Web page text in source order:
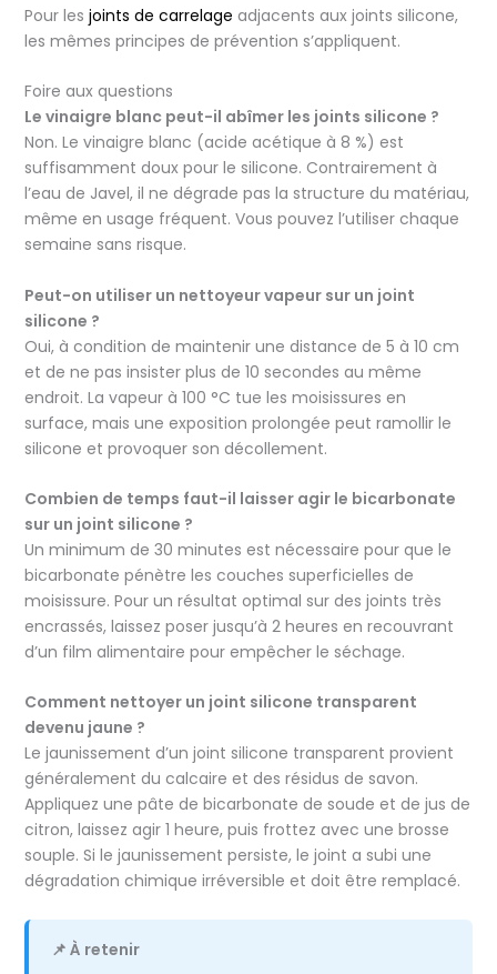
Pour les joints de carrelage adjacents aux joints silicone,
les mêmes principes de prévention s’appliquent.
Foire aux questions
Le vinaigre blanc peut-il abîmer les joints silicone ?
Non. Le vinaigre blanc (acide acétique à 8 %) est
suffisamment doux pour le silicone. Contrairement à
l’eau de Javel, il ne dégrade pas la structure du matériau,
même en usage fréquent. Vous pouvez l’utiliser chaque
semaine sans risque.
Peut-on utiliser un nettoyeur vapeur sur un joint
silicone ?
Oui, à condition de maintenir une distance de 5 à 10 cm
et de ne pas insister plus de 10 secondes au même
endroit. La vapeur à 100 °C tue les moisissures en
surface, mais une exposition prolongée peut ramollir le
silicone et provoquer son décollement.
Combien de temps faut-il laisser agir le bicarbonate
sur un joint silicone ?
Un minimum de 30 minutes est nécessaire pour que le
bicarbonate pénètre les couches superficielles de
moisissure. Pour un résultat optimal sur des joints très
encrassés, laissez poser jusqu’à 2 heures en recouvrant
d’un film alimentaire pour empêcher le séchage.
Comment nettoyer un joint silicone transparent
devenu jaune ?
Le jaunissement d’un joint silicone transparent provient
généralement du calcaire et des résidus de savon.
Appliquez une pâte de bicarbonate de soude et de jus de
citron, laissez agir 1 heure, puis frottez avec une brosse
souple. Si le jaunissement persiste, le joint a subi une
dégradation chimique irréversible et doit être remplacé.
📌 À retenir